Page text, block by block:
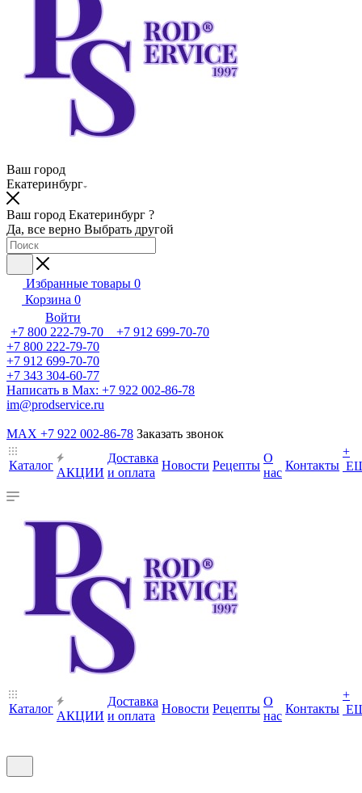
Ваш город
Екатеринбург
Ваш город Екатеринбург ?
Да, все верно Выбрать другой
Избранные товары 0
Корзина 0
Войти
+7 800 222-79-70 +7 912 699-70-70
+7 800 222-79-70
+7 912 699-70-70
+7 343 304-60-77
Написать в Max: +7 922 002-86-78
im@prodservice.ru
MAX +7 922 002-86-78 Заказать звонок
Каталог
АКЦИИ
Доставка
и оплата
Новости Рецепты
О
нас
Контакты
+
Каталог
АКЦИИ
Доставка
и оплата
Новости Рецепты
О
нас
Контакты
+